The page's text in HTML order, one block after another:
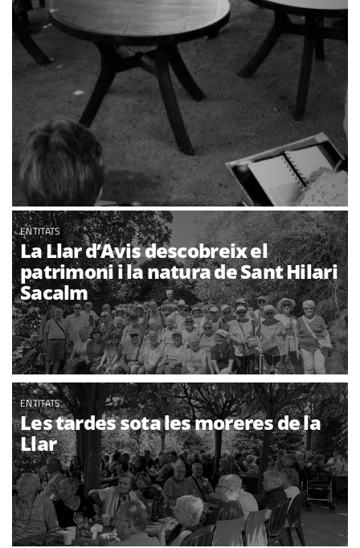
ENTITATS
La Llar d’Avis descobreix el
patrimoni i la natura de Sant Hilari
Sacalm
ENTITATS
Les tardes sota les moreres de la
Llar